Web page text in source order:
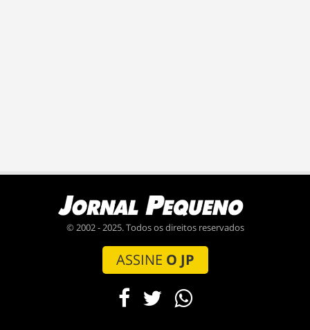
© 2002 - 2025. Todos os direitos reservados
ASSINE O JP